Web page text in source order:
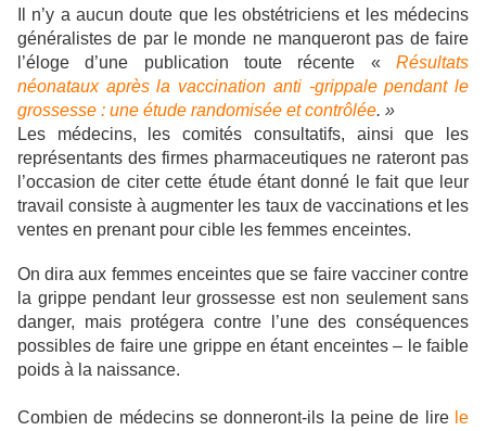
Il n’y a aucun doute que les obstétriciens et les médecins
généralistes de par le monde ne manqueront pas de faire
l’éloge d’une publication toute récente « Résultats
néonataux après la vaccination anti -grippale pendant le
grossesse : une étude randomisée et contrôlée. »
Les médecins, les comités consultatifs, ainsi que les
représentants des firmes pharmaceutiques ne rateront pas
l’occasion de citer cette étude étant donné le fait que leur
travail consiste à augmenter les taux de vaccinations et les
ventes en prenant pour cible les femmes enceintes.
On dira aux femmes enceintes que se faire vacciner contre
la grippe pendant leur grossesse est non seulement sans
danger, mais protégera contre l’une des conséquences
possibles de faire une grippe en étant enceintes – le faible
poids à la naissance.
Combien de médecins se donneront-ils la peine de lire le